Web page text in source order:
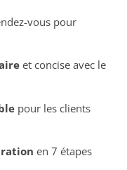
vous pour
et concise avec le
pour les clients
en 7 étapes